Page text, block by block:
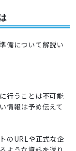
備について解説い
行うことは不可能
情報は予め伝えて
のURLや正式な企